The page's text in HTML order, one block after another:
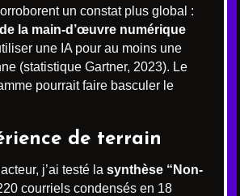
un constat plus global :
la main-d’œuvre numérique
une IA pour au moins une
(statistique Gartner, 2023). Le
pourrait faire basculer le
de terrain
j’ai testé la synthèse “Non-
courriels condensés en 18